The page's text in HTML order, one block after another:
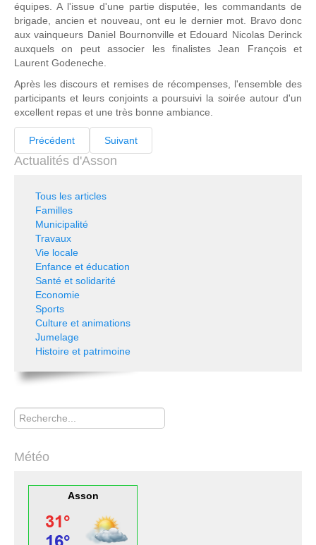
équipes. A l'issue d'une partie disputée, les commandants de
brigade, ancien et nouveau, ont eu le dernier mot. Bravo donc
aux vainqueurs Daniel Bournonville et Edouard Nicolas Derinck
auxquels on peut associer les finalistes Jean François et
Laurent Godeneche.
Après les discours et remises de récompenses, l'ensemble des
participants et leurs conjoints a poursuivi la soirée autour d'un
excellent repas et une très bonne ambiance.
Précédent Suivant
Actualités d'Asson
Tous les articles
Familles
Municipalité
Travaux
Vie locale
Enfance et éducation
Santé et solidarité
Economie
Sports
Culture et animations
Jumelage
Histoire et patrimoine
Rechercher
Météo
Asson